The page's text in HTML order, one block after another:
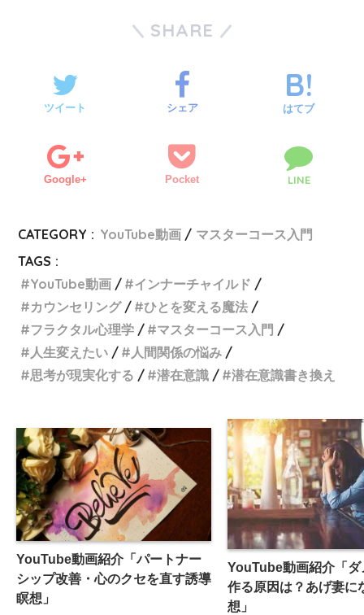
SHARE
ツイート シェア はてブ
Google+ Pocket LINE
CATEGORY : YouTube動画
マスターコース入門
TAGS :
YouTube動画
インナーチャイルド
カウンセリング
ひとを変える魔法
フラクタル心理学
マスターコース入門
人生変えたい
人間関係の悩み
思考が現実化する
潜在意識 潜在意識書き換え
YouTube動画紹介「パートナー
シップ改善・心のクセを直す誘導
瞑想」
YouTube動画紹介「ダ
作る原因は？あげ妻に
想」